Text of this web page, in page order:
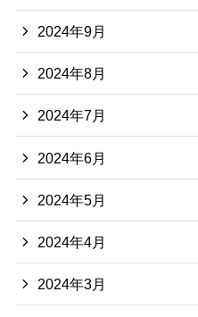
2024年9月
2024年8月
2024年7月
2024年6月
2024年5月
2024年4月
2024年3月